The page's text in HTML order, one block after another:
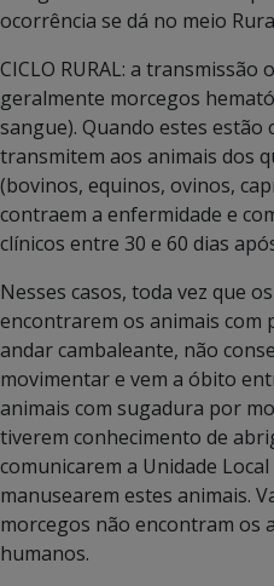
ocorrência se dá no meio
CICLO RURAL: a
geralmente morcegos
sangue). Quando estes estão
transmitem aos animais dos
(bovinos, equinos, ovinos,
contraem a enfermidade e
clínicos entre 30 e 60 dias
Nesses casos, toda vez que
encontrarem os animais com
andar cambaleante, não
movimentar e vem a óbito
animais com sugadura por
tiverem conhecimento de
comunicarem a Unidade
manusearem estes animais.
morcegos não encontram os
humanos.